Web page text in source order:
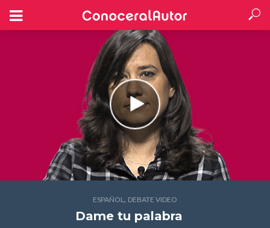
ESPAÑOL, DEBATE VIDEO
Dame tu palabra